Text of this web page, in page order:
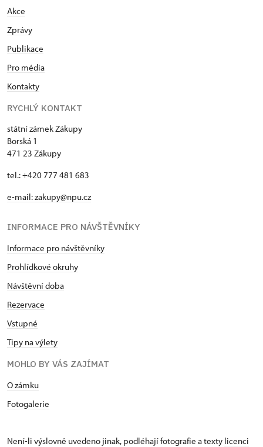
Akce
Zprávy
Publikace
Pro média
Kontakty
RYCHLÝ KONTAKT
státní zámek Zákupy
Borská 1
471 23 Zákupy
tel.: +420 777 481 683
e-mail: zakupy@npu.cz
INFORMACE PRO NÁVŠTĚVNÍKY
Informace pro návštěvníky
Prohlídkové okruhy
Návštěvní doba
Rezervace
Vstupné
Tipy na výlety
MOHLO BY VÁS ZAJÍMAT
O zámku
Fotogalerie
Není-li výslovně uvedeno jinak, podléhají fotografie a texty licenci